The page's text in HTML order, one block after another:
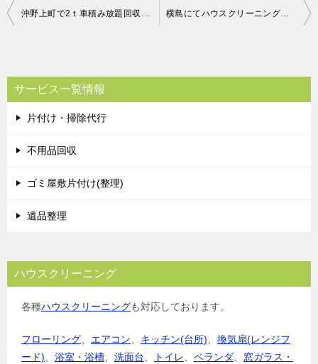
投
ビ
ゲ
ー
シ
沖野上町で2ｔ車積み放題回収のお客様の声 横島にてハウスクリーニング お客様の声
サービス一覧情報
片付け・掃除代行
不用品回収
ゴミ屋敷片付け(整理)
遺品整理
ハウスクリーニング
各種ハウスクリーニングも対応しております。
フローリング エアコン キッチン(台所)
換気扇(レンジフ
ード)
浴室・浴槽 洗面台 トイレ ベランダ
窓ガラス・